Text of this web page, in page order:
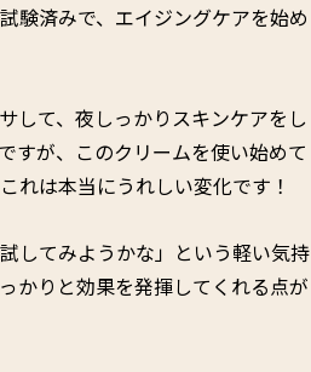
験済みで、エイジングケアを始め
して、夜しっかりスキンケアをし
すが、このクリームを使い始めて
れは本当にうれしい変化です！
してみようかな」という軽い気持
かりと効果を発揮してくれる点が